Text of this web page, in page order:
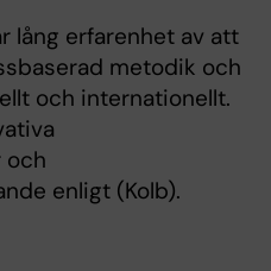
lång erfarenhet av att
metodik och
och internationellt.
och
enligt (Kolb).